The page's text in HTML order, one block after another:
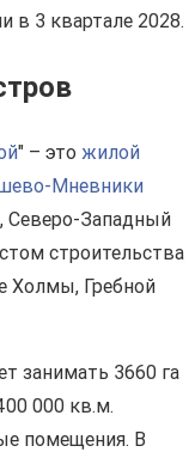
в 3 квартале 2028.
" – это жилой
Мневники
Северо-Западный
строительства
Холмы, Гребной
занимать 3660 га
000 кв.м.
помещения. В